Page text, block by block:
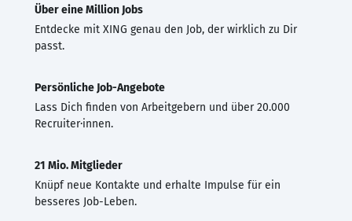
Über eine Million Jobs
Entdecke mit XING genau den Job, der wirklich zu Dir
passt.
Persönliche Job-Angebote
Lass Dich finden von Arbeitgebern und über 20.000
Recruiter·innen.
21 Mio. Mitglieder
Knüpf neue Kontakte und erhalte Impulse für ein
besseres Job-Leben.